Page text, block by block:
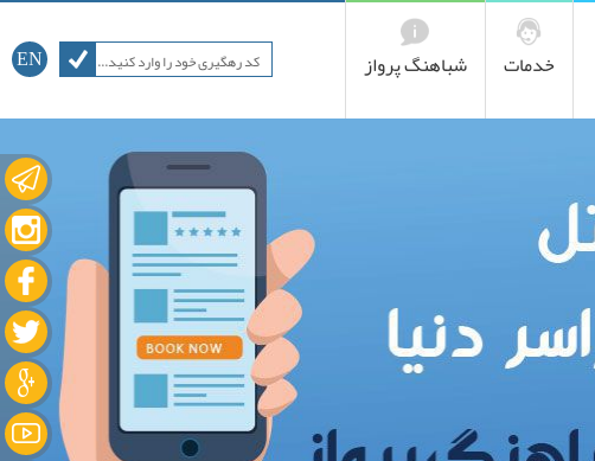
EN خدمات شباهنگ پرواز